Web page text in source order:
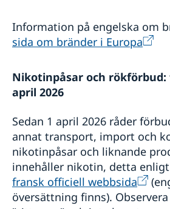
Information på engelska om
sida om bränder i Europa
Nikotinpåsar och rökförbud:
april 2026
Sedan 1 april 2026 råder
annat transport, import och
nikotinpåsar och liknande
innehåller nikotin, detta enligt
fransk officiell webbsida
översättning finns).